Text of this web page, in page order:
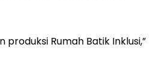
Rumah Batik Inklusi,”